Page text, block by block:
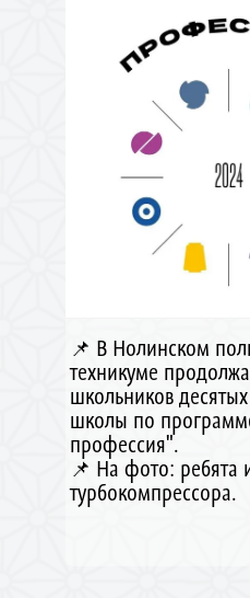
📌 В Нолинском
техникуме
школьников
школы по
профессия".
📌 На фото: ребята
турбокомпрессора.